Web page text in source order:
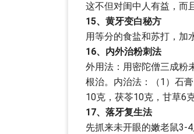
这不但对闺中人有益，而
15、黄牙变白秘方
用等分的食盐和苏打，加
16、内外治粉刺法
外用法：用密陀僧三成粉
根治。内治法：（1）石
10克，茯苓10克，甘草6
17、落牙复生法
先抓来未开眼的嫩老鼠3-